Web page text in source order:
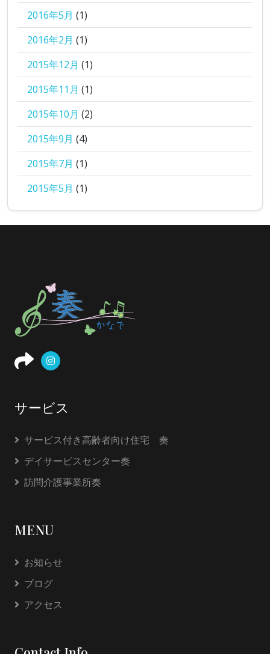
2016年5月 (1)
2016年2月 (1)
2015年12月 (1)
2015年11月 (1)
2015年10月 (2)
2015年9月 (4)
2015年7月 (1)
2015年5月 (1)
サービス
サービス付き高齢者向け住宅 奏
デイサービスセンター奏
訪問介護事業所奏
MENU
お知らせ
ブログ
アクセス